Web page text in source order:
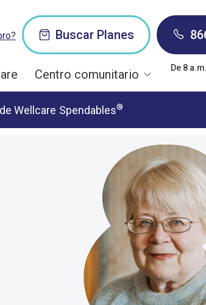
Buscar Planes
De 8
Centro comunitario
Wellcare Spendables®